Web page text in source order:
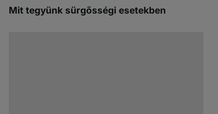
Mit tegyünk sürgősségi esetekben